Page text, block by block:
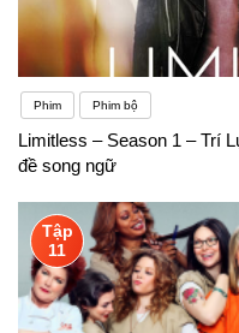
Phim Phim bộ
Limitless – Season 1 – Trí
đề song ngữ
Tập
11